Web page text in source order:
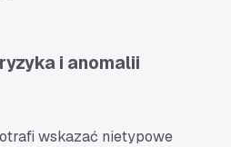
i anomalii
wskazać nietypowe